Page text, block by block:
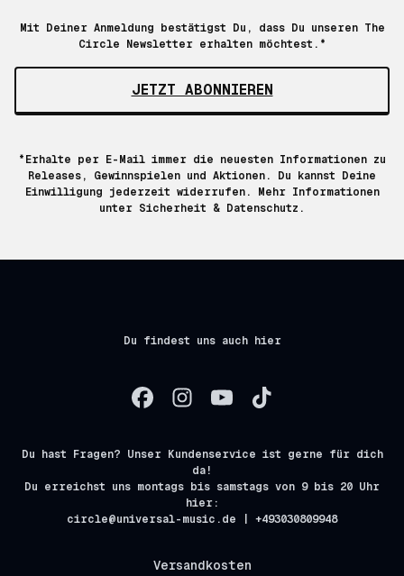
Mit Deiner Anmeldung bestätigst Du, dass Du unseren The
Circle Newsletter erhalten möchtest.*
JETZT ABONNIEREN
*Erhalte per E-Mail immer die neuesten Informationen zu
Releases, Gewinnspielen und Aktionen. Du kannst Deine
Einwilligung jederzeit widerrufen. Mehr Informationen
unter Sicherheit & Datenschutz.
Du findest uns auch hier
Du hast Fragen? Unser Kundenservice ist gerne für dich
da!
Du erreichst uns montags bis samstags von 9 bis 20 Uhr
hier:
circle@universal-music.de | +493030809948
Versandkosten